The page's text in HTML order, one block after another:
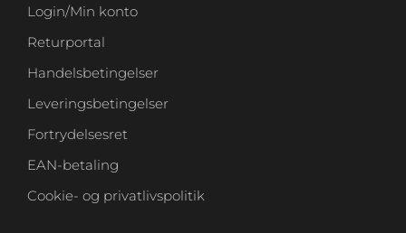
Login/Min konto
Returportal
Handelsbetingelser
Leveringsbetingelser
Fortrydelsesret
EAN-betaling
Cookie- og privatlivspolitik